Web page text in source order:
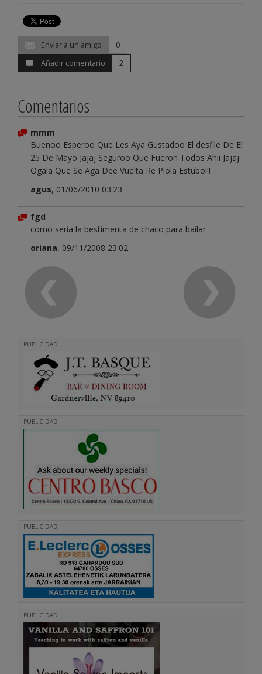
Enviar a un amigo
0
Añadir comentario
2
Comentarios
mmm
Buenoo Esperoo Que Les Aya Gustadoo El desfile De El
25 De Mayo Jajaj Seguroo Que Fueron Todos Ahii Jajaj
Ogala Que Se Aga Dee Vuelta Re Piola Estubo!!!
agus, 01/06/2010 03:23
fgd
como seria la bestimenta de chaco para bailar
oriana, 09/11/2008 23:02
PUBLICIDAD
PUBLICIDAD
PUBLICIDAD
PUBLICIDAD